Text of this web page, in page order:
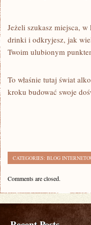
Jeżeli szukasz miejsca,
drinki i odkryjesz, jak
Twoim ulubionym
To właśnie tutaj świat
kroku budować swoje
CATEGORIES: BLOG
Comments are closed.